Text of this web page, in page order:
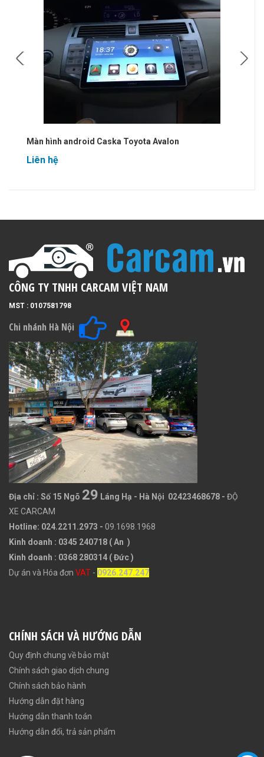
12 %
Màn hình CASKA Android Oreo 8.1 - Ram 4Gb - Bộ nhớ
CÔNG TY TNHH CARCAM VIỆT NAM
MST : 0107581798
Chi nhánh Hà Nội
Địa chỉ : Số 15 Ngõ 29 Láng Hạ - Hà Nội 02423468678 - ĐỘ
XE CARCAM
Hotline: 024.2211.2973 - 09.1698.1968
Kinh doanh : 0345 240718 ( An )
Kinh doanh : 0368 280314 ( Đức )
Dự án và Hóa đơn VAT - 0926.247.247
CHÍNH SÁCH VÀ HƯỚNG DẪN
Quy định chung về bảo mật
Chính sách giao dịch chung
Chính sách bảo hành
Hướng dẫn đặt hàng
Hướng dẫn thanh toán
Hướng dẫn đổi, trả sản phẩm